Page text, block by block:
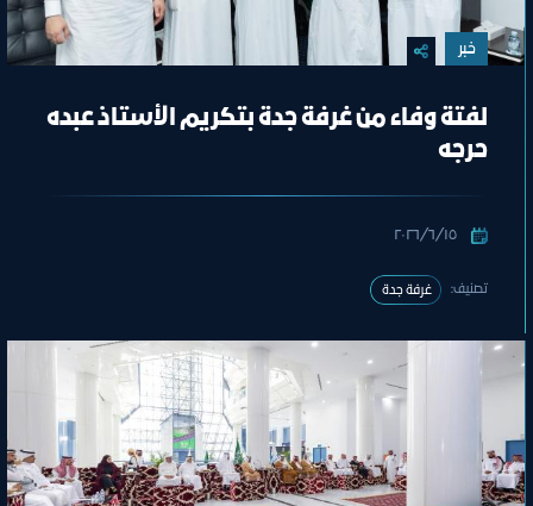
خبر
لفتة وفاء من غرفة جدة بتكريم الأستاذ عبده
حرجه
١٥‏/٦‏/٢٠٢٦
تصنيف: غرفة جدة